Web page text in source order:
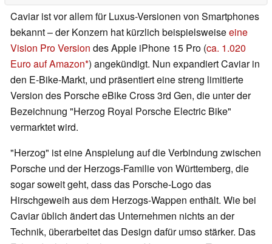
Caviar ist vor allem für Luxus-Versionen von Smartphones
bekannt – der Konzern hat kürzlich beispielsweiseeine
Vision Pro Version des Apple iPhone 15 Pro (ca. 1.020
Euro auf Amazon ) angekündigt. Nun expandiert Caviar in
den E-Bike-Markt, und präsentiert eine streng limitierte
Version des Porsche eBike Cross 3rd Gen, die unter der
Bezeichnung "Herzog Royal Porsche Electric Bike"
vermarktet wird.
"Herzog" ist eine Anspielung auf die Verbindung zwischen
Porsche und der Herzogs-Familie von Württemberg, die
sogar soweit geht, dass das Porsche-Logo das
Hirschgeweih aus dem Herzogs-Wappen enthält. Wie bei
Caviar üblich ändert das Unternehmen nichts an der
Technik, überarbeitet das Design dafür umso stärker. Das